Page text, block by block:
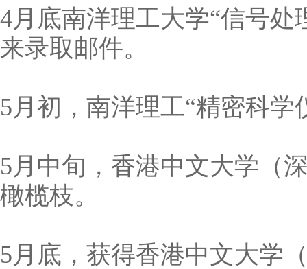
4月底南洋理工大学“信号
来录取邮件。
5月初，南洋理工“精密科学
5月中旬，香港中文大学（
橄榄枝。
5月底，获得香港中文大学